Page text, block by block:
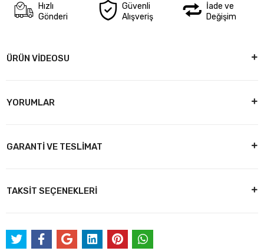
Hızlı
Gönderi
Güvenli
Alışveriş
İade ve
Değişim
ÜRÜN VİDEOSU
YORUMLAR
GARANTİ VE TESLİMAT
TAKSİT SEÇENEKLERİ